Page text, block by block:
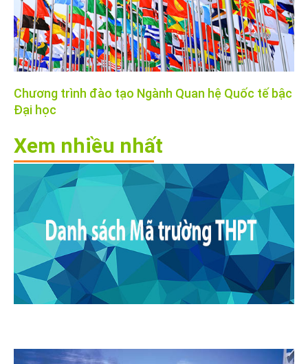
Chương trình đào tạo Ngành Quan hệ Quốc tế bậc
Đại học
Xem nhiều nhất